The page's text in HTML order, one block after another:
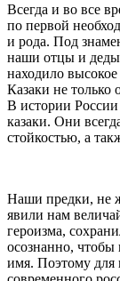
Всегда и во все
по первой
и рода. Под
наши отцы и
находило
Казаки не только
В истории
казаки. Они
стойкостью, а
Наши предки, не
явили нам
героизма,
осознанно, чтобы
имя. Поэтому для